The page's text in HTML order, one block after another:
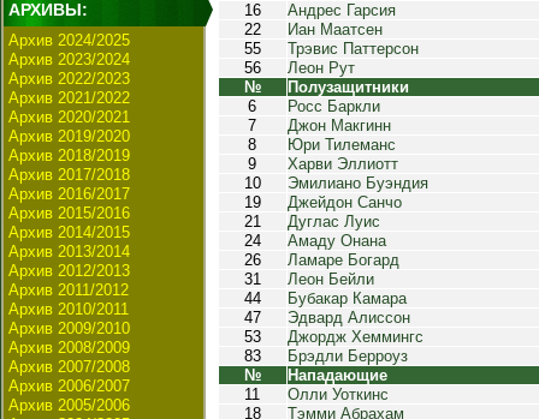
АРХИВЫ:
Архив 2024/2025
Архив 2023/2024
Архив 2022/2023
Архив 2021/2022
Архив 2020/2021
Архив 2019/2020
Архив 2018/2019
Архив 2017/2018
Архив 2016/2017
Архив 2015/2016
Архив 2014/2015
Архив 2013/2014
Архив 2012/2013
Архив 2011/2012
Архив 2010/2011
Архив 2009/2010
Архив 2008/2009
Архив 2007/2008
Архив 2006/2007
Архив 2005/2006
16
Андрес Гарсия
22
Иан Маатсен
55
Трэвис Паттерсон
56
Леон Рут
№
Полузащитники
6
Росс Баркли
7
Джон Макгинн
8
Юри Тилеманс
9
Харви Эллиотт
10
Эмилиано Буэндия
19
Джейдон Санчо
21
Дуглас Луис
24
Амаду Онана
26
Ламаре Богард
31
Леон Бейли
44
Бубакар Камара
47
Эдвард Алиссон
53
Джордж Хеммингс
83
Брэдли Берроуз
№
Нападающие
11
Олли Уоткинс
18
Тэмми Абрахам